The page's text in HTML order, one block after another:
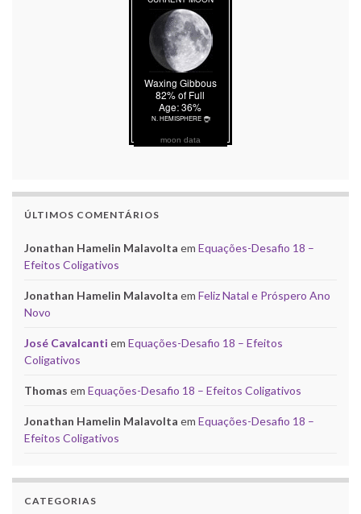
moon data
ÚLTIMOS COMENTÁRIOS
Jonathan Hamelin Malavolta em Equações-Desafio 18 –
Efeitos Coligativos
Jonathan Hamelin Malavolta em Feliz Natal e Próspero Ano
Novo
José Cavalcanti em Equações-Desafio 18 – Efeitos
Coligativos
Thomas em Equações-Desafio 18 – Efeitos Coligativos
Jonathan Hamelin Malavolta em Equações-Desafio 18 –
Efeitos Coligativos
CATEGORIAS